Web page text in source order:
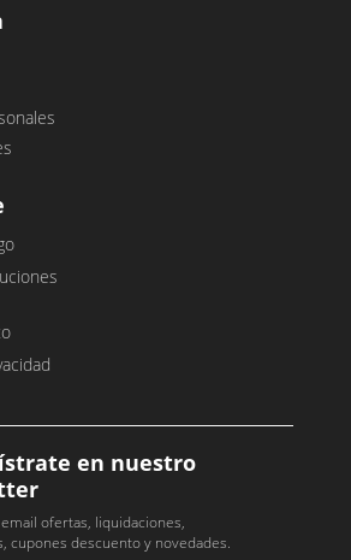
en nuestro
ofertas, liquidaciones,
cupones descuento y novedades.